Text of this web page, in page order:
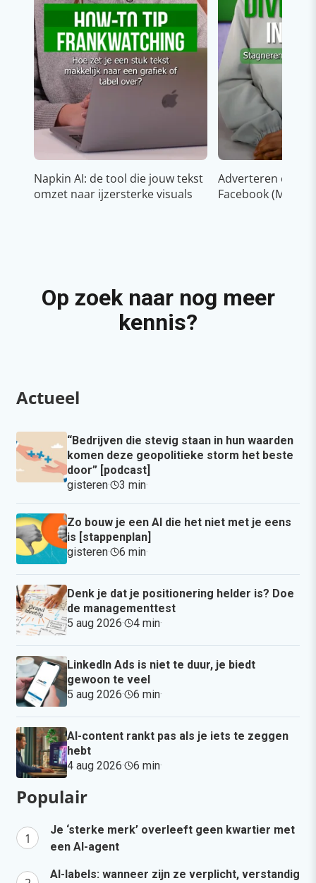
Napkin AI: de tool die jouw tekst
omzet naar ijzersterke visuals
Adverteren op
Facebook (Meta)
Op zoek naar nog meer
kennis?
Actueel
“Bedrijven die stevig staan in hun waarden
komen deze geopolitieke storm het beste
door” [podcast]
gisteren· 3 min·
Zo bouw je een AI die het niet met je eens
is [stappenplan]
gisteren· 6 min·
Denk je dat je positionering helder is? Doe
de managementtest
5 aug 2026· 4 min·
LinkedIn Ads is niet te duur, je biedt
gewoon te veel
5 aug 2026· 6 min·
AI-content rankt pas als je iets te zeggen
hebt
4 aug 2026· 6 min·
Populair
Je ‘sterke merk’ overleeft geen kwartier met
een AI-agent
AI-labels: wanneer zijn ze verplicht, verstandig